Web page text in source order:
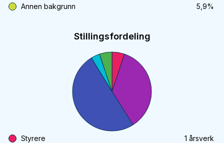
Annen bakgrunn
5,9%
Stillingsfordeling
Styrere 1 årsverk